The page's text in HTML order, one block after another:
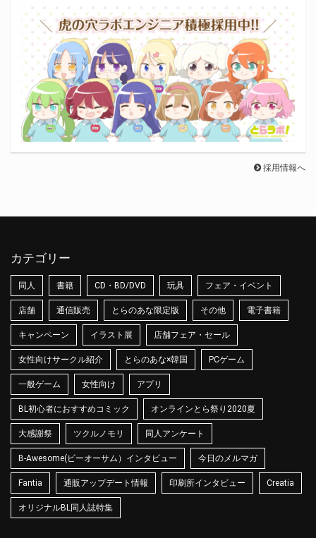
採用情報へ
カテゴリー
同人 書籍 CD・BD/DVD 玩具 フェア・イベント
店舗 通信販売 とらのあな限定版 その他 電子書籍
キャンペーン イラスト展 店舗フェア・セール
女性向けサークル紹介 とらのあな×韓国 PCゲーム
一般ゲーム 女性向け アプリ
BL初心者におすすめコミック オンラインとら祭り2020夏
大感謝祭 ツクルノモリ 同人アンケート
B-Awesome(ビーオーサム）インタビュー 今日のメルマガ
Fantia 通販アップデート情報 印刷所インタビュー Creatia
オリジナルBL同人誌特集